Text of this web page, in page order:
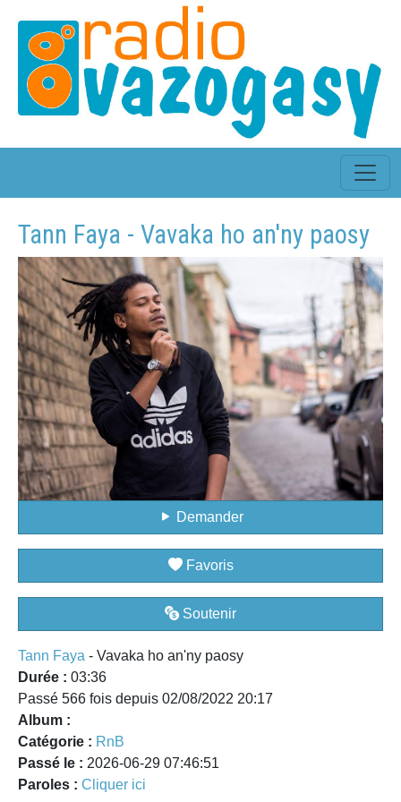
Tann Faya - Vavaka ho an'ny paosy
Demander
Favoris
Soutenir
Tann Faya - Vavaka ho an'ny paosy
Durée : 03:36
Passé 566 fois depuis 02/08/2022 20:17
Album :
Catégorie : RnB
Passé le : 2026-06-29 07:46:51
Paroles : Cliquer ici